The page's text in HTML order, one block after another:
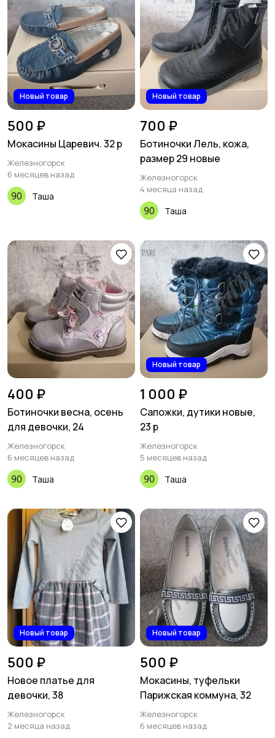
Новый товар
500 ₽
Мокасины Царевич. 32 р
Железногорск
6 месяцев назад
Таша
Новый товар
700 ₽
Ботиночки Лель, кожа,
размер 29 новые
Железногорск
4 месяца назад
Таша
400 ₽
Ботиночки весна, осень
для девочки, 24
Железногорск
6 месяцев назад
Таша
Новый товар
1 000 ₽
Сапожки, дутики новые,
23 р
Железногорск
5 месяцев назад
Таша
Новый товар
500 ₽
Новое платье для
девочки, 38
Железногорск
2 месяца назад
Новый товар
500 ₽
Мокасины, туфельки
Парижская коммуна, 32
Железногорск
6 месяцев назад